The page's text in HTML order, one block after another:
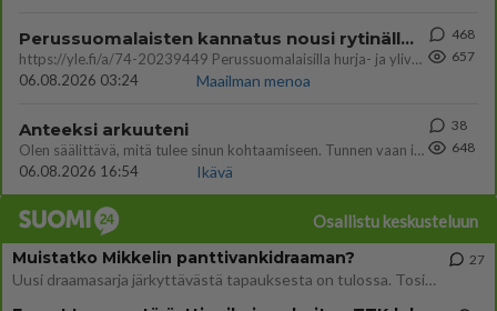
Perussuomalaisten kannatus nousi rytinällä Ylen tänään julkaisemassa tuoreimmassa gallup-kyselyssä.
https://yle.fi/a/74-20239449 Perussuomalaisilla hurja- ja ylivoimaisesti suurin nousu tässä uudessa Ylen gallupissa. Kyl
06.08.2026 03:24
Maailman menoa
468
657
Anteeksi arkuuteni
Olen säälittävä, mitä tulee sinun kohtaamiseen. Tunnen vaan itseni todella epävarmaksi sun kanssa. Jos minun olisi pitän
06.08.2026 16:54
Ikävä
38
648
Osallistu keskusteluun
Muistatko Mikkelin panttivankidraaman?
Uusi draamasarja järkyttävästä tapauksesta on tulossa. Tositapahtumiin perustuva sarja ammentaa vuoden 1986 Mikkelin pan
27